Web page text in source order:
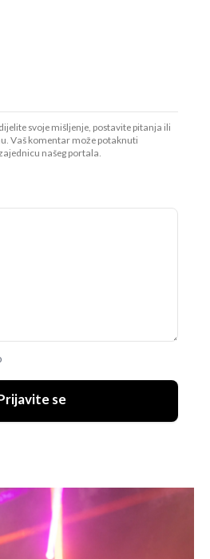
svoje mišljenje, postavite pitanja ili
Vaš komentar može potaknuti
našeg portala.
se